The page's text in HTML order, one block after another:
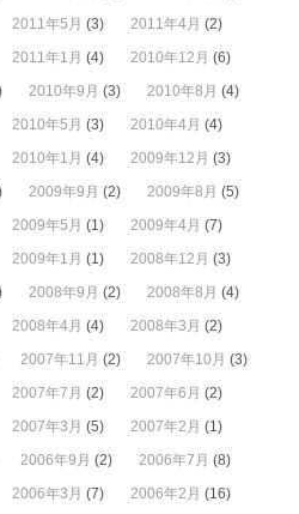
2011年5月 (3) 2011年4月 (2)
2011年1月 (4) 2010年12月 (6)
2010年9月 (3) 2010年8月 (4)
2010年5月 (3) 2010年4月 (4)
2010年1月 (4) 2009年12月 (3)
2009年9月 (2) 2009年8月 (5)
2009年5月 (1) 2009年4月 (7)
2009年1月 (1) 2008年12月 (3)
2008年9月 (2) 2008年8月 (4)
2008年4月 (4) 2008年3月 (2)
2007年11月 (2) 2007年10月 (3)
2007年7月 (2) 2007年6月 (2)
2007年3月 (5) 2007年2月 (1)
2006年9月 (2) 2006年7月 (8)
2006年3月 (7) 2006年2月 (16)